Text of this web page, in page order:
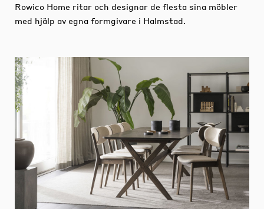
Rowico Home ritar och designar de flesta sina möbler
med hjälp av egna formgivare i Halmstad.